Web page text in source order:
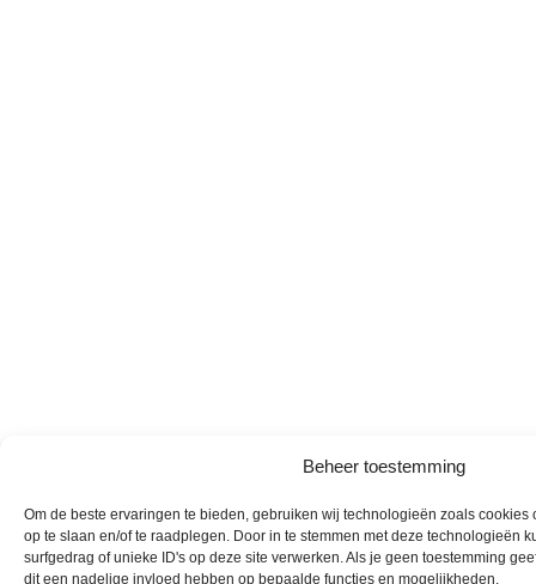
Beheer toestemming
Om de beste ervaringen te bieden, gebruiken wij technologieën zoals cookies
op te slaan en/of te raadplegen. Door in te stemmen met deze technologieën
surfgedrag of unieke ID's op deze site verwerken. Als je geen toestemming
dit een nadelige invloed hebben op bepaalde functies en mogelijkheden.